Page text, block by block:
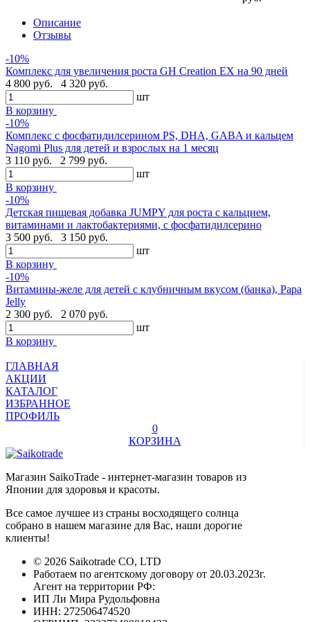
Описание
Отзывы
-10%
Комплекс для увеличения роста GH Creation EX на 90 дней
4 800 руб.
4 320 руб.
шт
В корзину
-10%
Комплекс с фосфатидилсерином PS, DHA, GABA и кальцем
Nagomi Plus для детей и взрослых на 1 месяц
3 110 руб.
2 799 руб.
шт
В корзину
-10%
Детская пищевая добавка JUMPY для роста с кальцием,
витаминами и лактобактериями, с фосфатидилсерино
3 500 руб.
3 150 руб.
шт
В корзину
-10%
Витамины-желе для детей с клубничным вкусом (банка), Papa
Jelly
2 300 руб.
2 070 руб.
шт
В корзину
ГЛАВНАЯ
АКЦИИ
КАТАЛОГ
ИЗБРАННОЕ
ПРОФИЛЬ
0
КОРЗИНА
Магазин SaikoTrade - интернет-магазин товаров из
Японии для здоровья и красоты.
Все самое лучшее из страны восходящего солнца
собрано в нашем магазине для Вас, наши дорогие
клиенты!
© 2026 Saikotrade CO, LTD
Работаем по агентскому договору от 20.03.2023г.
Агент на территории РФ:
ИП Ли Мира Рудольфовна
ИНН: 272506474520